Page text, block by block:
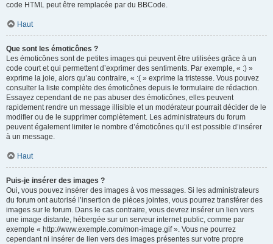
code HTML peut être remplacée par du BBCode.
Haut
Que sont les émoticônes ?
Les émoticônes sont de petites images qui peuvent être utilisées grâce à un
code court et qui permettent d’exprimer des sentiments. Par exemple, « :) »
exprime la joie, alors qu’au contraire, « :( » exprime la tristesse. Vous pouvez
consulter la liste complète des émoticônes depuis le formulaire de rédaction.
Essayez cependant de ne pas abuser des émoticônes, elles peuvent
rapidement rendre un message illisible et un modérateur pourrait décider de le
modifier ou de le supprimer complètement. Les administrateurs du forum
peuvent également limiter le nombre d’émoticônes qu’il est possible d’insérer
à un message.
Haut
Puis-je insérer des images ?
Oui, vous pouvez insérer des images à vos messages. Si les administrateurs
du forum ont autorisé l’insertion de pièces jointes, vous pourrez transférer des
images sur le forum. Dans le cas contraire, vous devrez insérer un lien vers
une image distante, hébergée sur un serveur internet public, comme par
exemple « http://www.exemple.com/mon-image.gif ». Vous ne pourrez
cependant ni insérer de lien vers des images présentes sur votre propre